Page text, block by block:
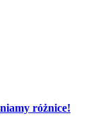
różnice!